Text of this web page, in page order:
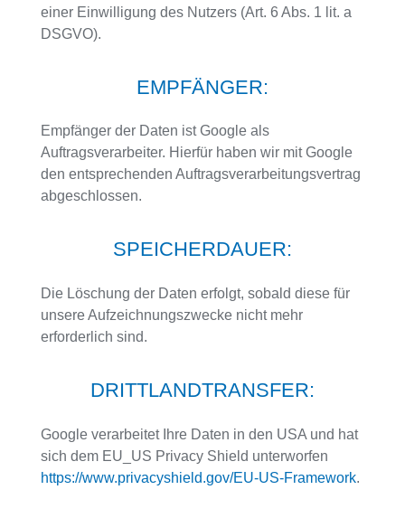
einer Einwilligung des Nutzers (Art. 6 Abs. 1 lit. a
DSGVO).
EMPFÄNGER:
Empfänger der Daten ist Google als
Auftragsverarbeiter. Hierfür haben wir mit Google
den entsprechenden Auftragsverarbeitungsvertrag
abgeschlossen.
SPEICHERDAUER:
Die Löschung der Daten erfolgt, sobald diese für
unsere Aufzeichnungszwecke nicht mehr
erforderlich sind.
DRITTLANDTRANSFER:
Google verarbeitet Ihre Daten in den USA und hat
sich dem EU_US Privacy Shield unterworfen
https://www.privacyshield.gov/EU-US-Framework.